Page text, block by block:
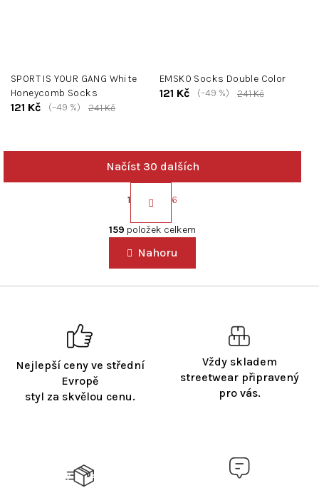
SPORT IS YOUR GANG White
Honeycomb Socks
121 Kč 241 Kč
(–49 %)
EMSKO Socks Double Color
121 Kč 241 Kč
(–49 %)
v
á
d
a
Načíst 30 dalších
S
t
á
n
k
o
á
1 6
159 položek celkem
Nahoru
Nejlepší ceny ve střední
Evropě
styl za skvělou cenu.
Vždy skladem
streetwear připravený
pro vás.